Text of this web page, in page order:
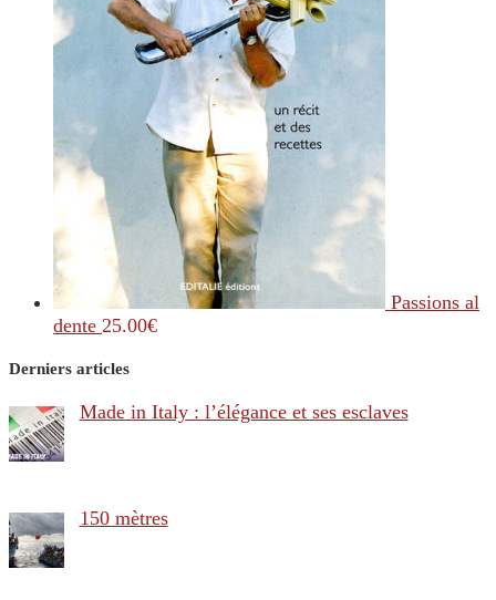
Passions al
dente 25.00€
Derniers articles
Made in Italy : l’élégance et ses esclaves
150 mètres